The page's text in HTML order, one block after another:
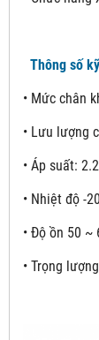
Thông số
• Mức chân
• Lưu lượng
• Áp suất:
• Nhiệt độ -
• Độ ồn 50 ~
• Trọng